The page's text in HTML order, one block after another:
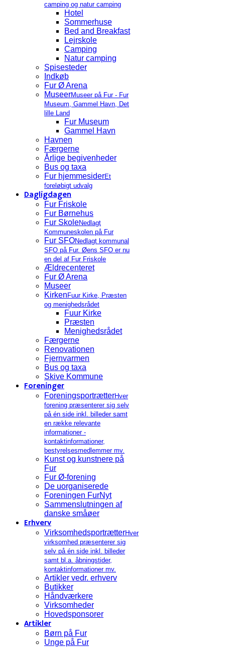
camping og natur camping
Hotel
Sommerhuse
Bed and Breakfast
Lejrskole
Camping
Natur camping
Spisesteder
Indkøb
Fur Ø Arena
MuseerMuseer på Fur - Fur
Museum, Gammel Havn, Det
lille Land
Fur Museum
Gammel Havn
Havnen
Færgerne
Årlige begivenheder
Bus og taxa
Fur hjemmesiderEt
foreløbigt udvalg
Dagligdagen
Fur Friskole
Fur Børnehus
Fur SkoleNedlagt
Kommuneskolen på Fur
Fur SFONedlagt kommunal
SFO på Fur. Øens SFO er nu
en del af Fur Friskole
Ældrecenteret
Fur Ø Arena
Museer
Kirken Fuur Kirke, Præsten
og menighedsrådet
Fuur Kirke
Præsten
Menighedsrådet
Færgerne
Renovationen
Fjernvarmen
Bus og taxa
Skive Kommune
Foreninger
ForeningsportrætterHver
forening præsenterer sig selv
på én side inkl. billeder samt
en række relevante
informationer -
kontaktinformationer,
bestyrelsesmedlemmer mv.
Kunst og kunstnere på
Fur
Fur Ø-forening
De uorganiserede
Foreningen FurNyt
Sammenslutningen af
danske småøer
Erhverv
VirksomhedsportrætterHver
virksomhed præsenterer sig
selv på én side inkl. billeder
samt bl.a. åbningstider,
kontaktinformationer mv.
Artikler vedr. erhverv
Butikker
Håndværkere
Virksomheder
Hovedsponsorer
Artikler
Børn på Fur
Unge på Fur